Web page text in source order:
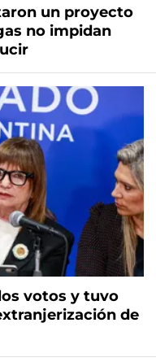
un proyecto
no impidan
votos y tuvo
de